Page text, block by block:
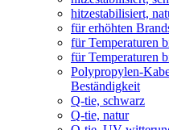
hitzestabilisiert,
für erhöhten
für Temperaturen
für Temperaturen
Polypropylen-
Beständigkeit
Q-tie, schwarz
Q-tie, natur